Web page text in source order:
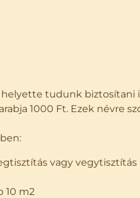
tudunk biztosítani
1000 Ft. Ezek névre
vagy vegytisztítás
10 m2